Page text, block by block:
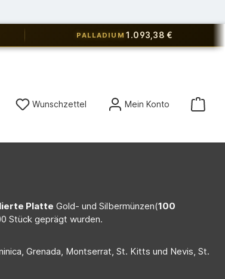
PALLADIUM 1.093,38 €
Wunschzettel Du hast 0 Produkte auf dem
Mein Konto
Platte Gold- und Silbermünzen(100
Stück geprägt wurden.
Grenada, Montserrat, St. Kitts und Nevis, St.